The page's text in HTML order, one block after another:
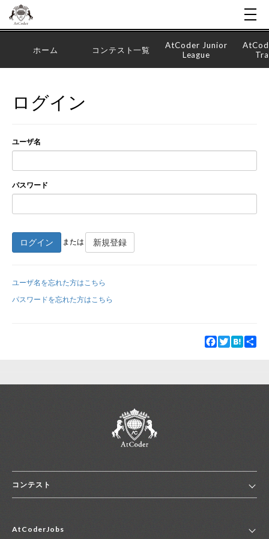
新規登録
ホーム コンテスト一覧
AtCoder Junior
League
ログイン
ユーザ名
パスワード
ログイン または 新規登録
ユーザ名を忘れた方はこちら
パスワードを忘れた方はこちら
Facebook
TwitterHatena
コンテスト
コンテスト一覧
AtCoderJobs